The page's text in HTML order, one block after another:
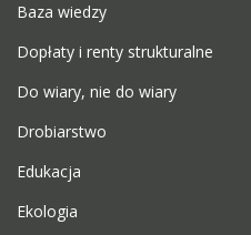
Baza wiedzy
Dopłaty i renty strukturalne
Do wiary, nie do wiary
Drobiarstwo
Edukacja
Ekologia